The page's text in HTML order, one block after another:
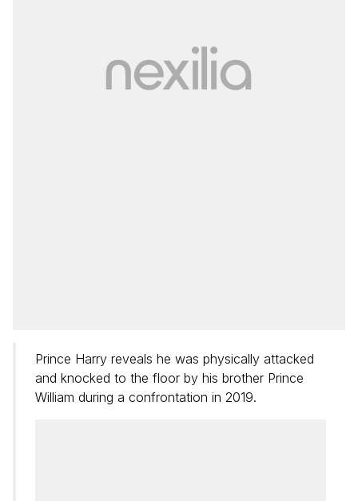
Prince Harry reveals he was physically attacked
and knocked to the floor by his brother Prince
William during a confrontation in 2019.